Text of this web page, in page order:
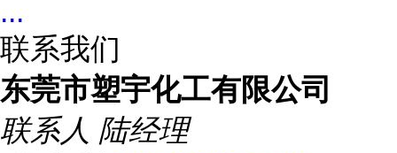
...
联系我们
东莞市塑宇化工有限公司
联系人 陆经理